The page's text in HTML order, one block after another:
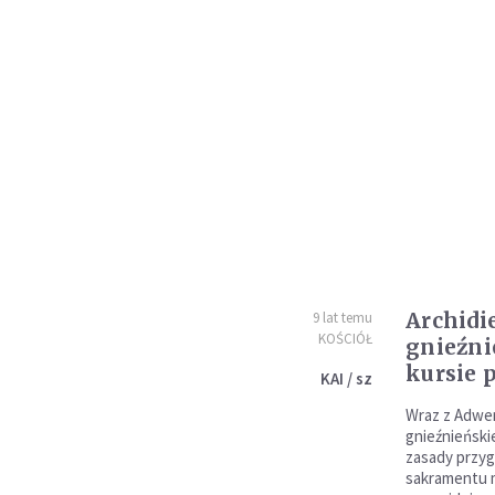
9 lat temu
KOŚCIÓŁ
KAI / sz
kursie
Wraz z
zasady
sakramentu